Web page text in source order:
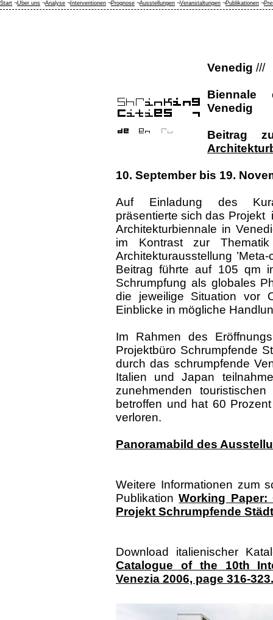
Venedig ///
Biennale
Venedig
Beitrag
10. September bis 19.
Auf Einladung des
präsentierte sich das Projekt
Architekturbiennale in
im Kontrast zur
Architekturausstellung
Beitrag führte auf 105 qm
Schrumpfung als globales
die jeweilige Situation vor
Einblicke in mögliche
Im Rahmen des
Projektbüro Schrumpfende
durch das schrumpfende
Italien und Japan
zunehmenden
betroffen und hat 60
verloren.
Panoramabild des
Weitere Informationen zum
PublikationWorking Paper:
Projekt Schrumpfende
Download italienischer
Catalogue of the 10th
Venezia 2006, page 316-323.
Start ¬Über uns ¬Analyse ¬ Interventionen ¬Prognose ¬Ausstellungen ¬Veranstaltungen ¬Publikationen ¬